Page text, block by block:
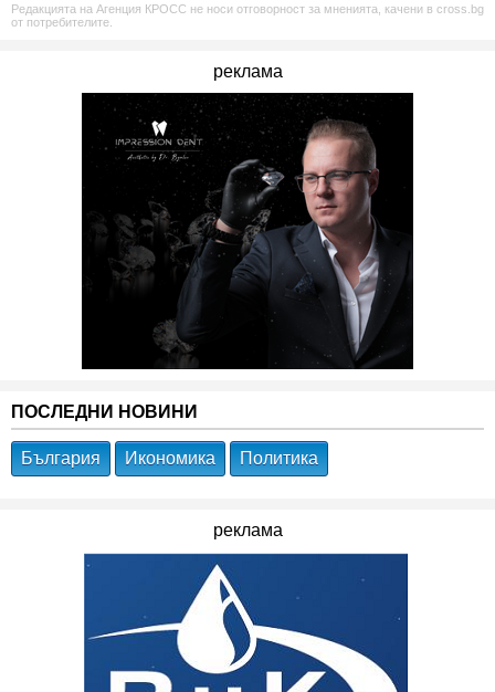
Редакцията на Агенция КРОСС не носи отговорност за мненията, качени в cross.bg
от потребителите.
реклама
ПОСЛЕДНИ НОВИНИ
България Икономика Политика
реклама